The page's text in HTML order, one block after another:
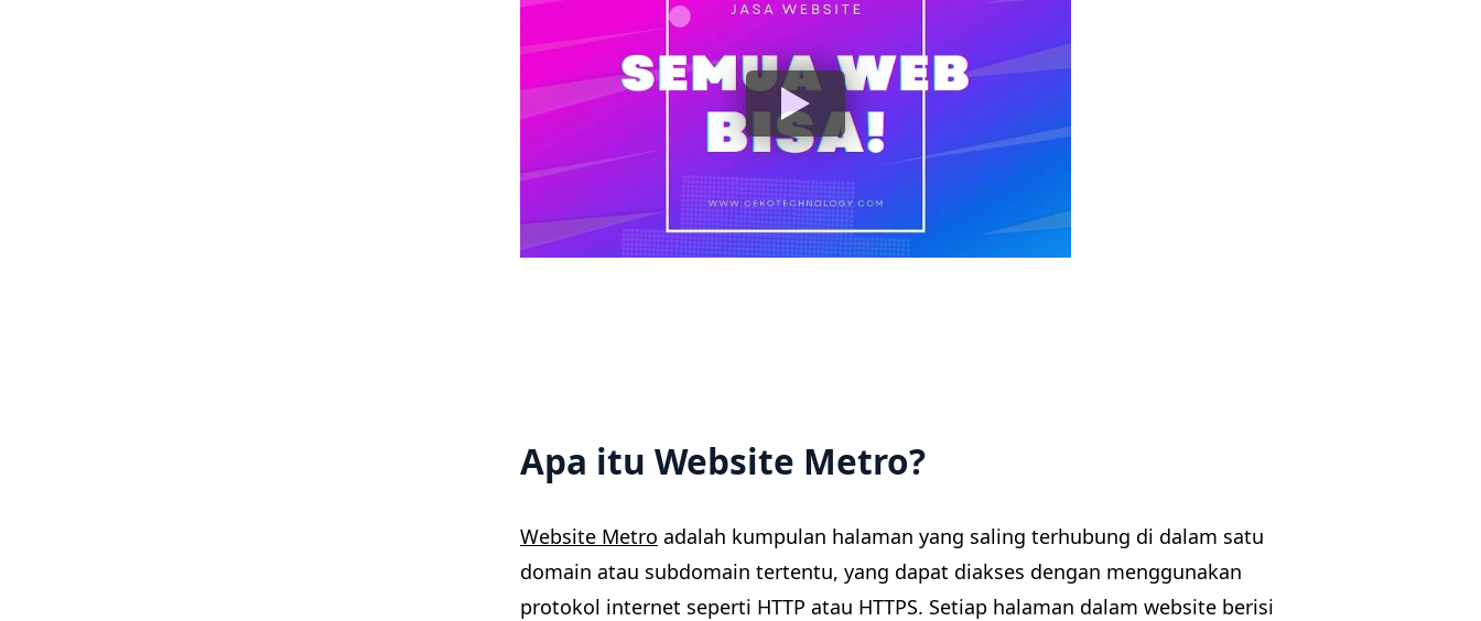
Apa itu Website Metro?
Website Metro adalah kumpulan halaman yang saling terhubung di dalam satu
domain atau subdomain tertentu, yang dapat diakses dengan menggunakan
protokol internet seperti HTTP atau HTTPS. Setiap halaman dalam website berisi